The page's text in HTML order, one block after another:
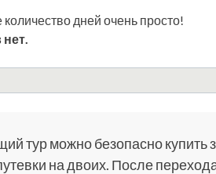
дней очень просто!
тур можно безопасно купить
на двоих. После